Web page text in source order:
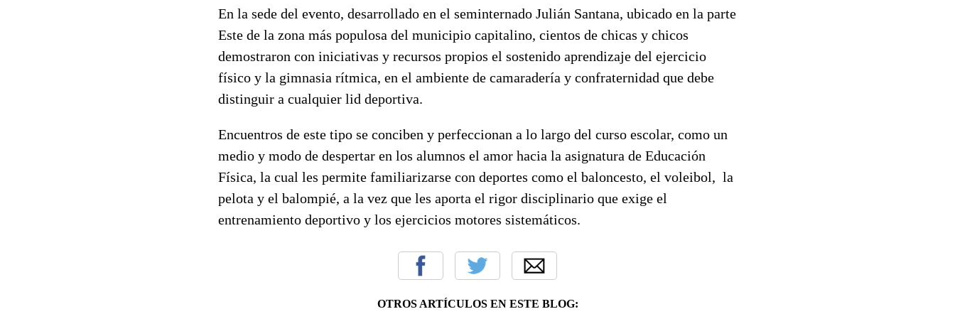
En la sede del evento, desarrollado en el seminternado Julián Santana, ubicado en la parte
Este de la zona más populosa del municipio capitalino, cientos de chicas y chicos
demostraron con iniciativas y recursos propios el sostenido aprendizaje del ejercicio
físico y la gimnasia rítmica, en el ambiente de camaradería y confraternidad que debe
distinguir a cualquier lid deportiva.
Encuentros de este tipo se conciben y perfeccionan a lo largo del curso escolar, como un
medio y modo de despertar en los alumnos el amor hacia la asignatura de Educación
Física, la cual les permite familiarizarse con deportes como el baloncesto, el voleibol, la
pelota y el balompié, a la vez que les aporta el rigor disciplinario que exige el
entrenamiento deportivo y los ejercicios motores sistemáticos.
OTROS ARTÍCULOS EN ESTE BLOG: